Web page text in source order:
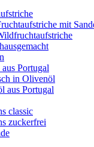
mit
Portugal
in Olivenöl
aus Portugal
classic
zuckerfrei